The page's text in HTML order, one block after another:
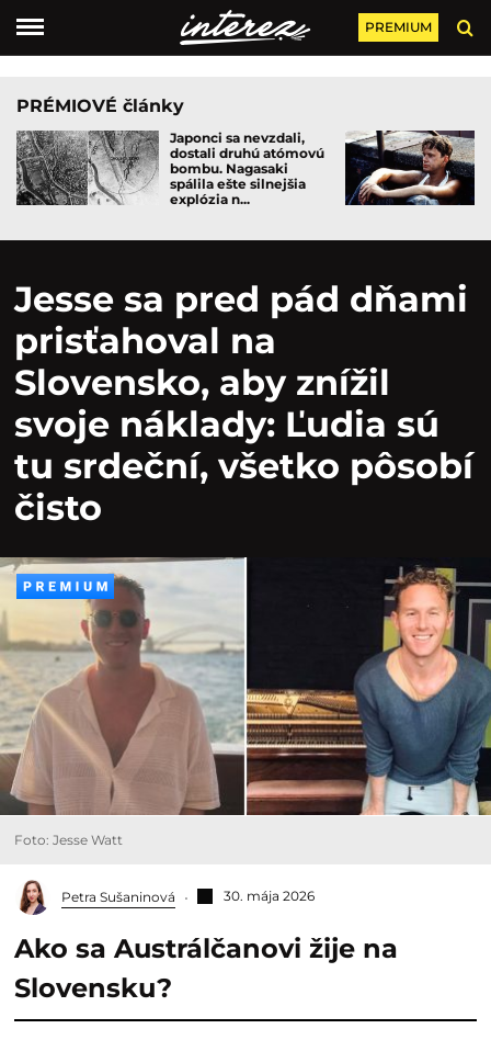
PREMIUM
PRÉMIOVÉ články
Japonci sa nevzdali,
dostali druhú atómovú
bombu. Nagasaki
spálila ešte silnejšia
explózia n...
Jesse sa pred pád dňami
prisťahoval na
Slovensko, aby znížil
svoje náklady: Ľudia sú
tu srdeční, všetko pôsobí
čisto
Foto: Jesse Watt
Petra Sušaninová 30. mája 2026
Ako sa Austrálčanovi žije na
Slovensku?